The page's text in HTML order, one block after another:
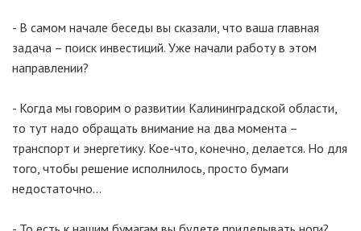
- В самом начале беседы вы сказали, что ваша главная
задача – поиск инвестиций. Уже начали работу в этом
направлении?
- Когда мы говорим о развитии Калининградской области,
то тут надо обращать внимание на два момента –
транспорт и энергетику. Кое-что, конечно, делается. Но для
того, чтобы решение исполнилось, просто бумаги
недостаточно…